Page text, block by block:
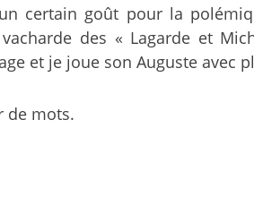
certain goût pour la
des « Lagarde et
et je joue son Auguste avec
de mots.